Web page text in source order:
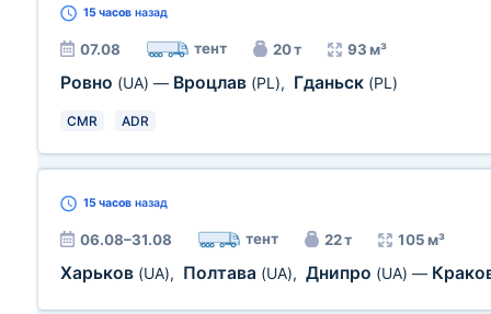
15 часов назад
07.08 тент 20 т 93 м³
Ровно (UA) — Вроцлав (PL), Гданьск (PL)
CMR ADR
15 часов назад
06.08–31.08 тент 22 т 105 м³
Харьков (UA), Полтава (UA), Днипро (UA) —